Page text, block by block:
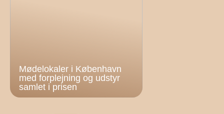
Mødelokaler i København
med forplejning og udstyr
samlet i prisen